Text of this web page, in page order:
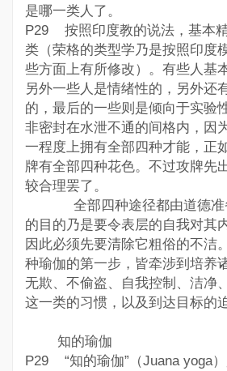
是哪一类人了。
P29 按照印度教的说法，基本
类（荣格的类型学乃是按照印度
些方面上有所修改）。有些人基
另外一些人是情绪性的，另外还
的，最后的一些则是倾向于实
非密封在水泄不通的间格内，因
一程度上拥有全部四种才能，正
牌有全部四种花色。不过攻牌先
较合理罢了。
全部四种途径都由道德准
的目的乃是要令表层的自我对其
因此必须先要清除它粗俗的不
种瑜伽的第一步，皆牵涉到培养
无欺、不偷盗、自我控制、洁净
这一类的习惯，以及到达目标的
知的瑜伽
P29 “知的瑜伽”（Juana yoga